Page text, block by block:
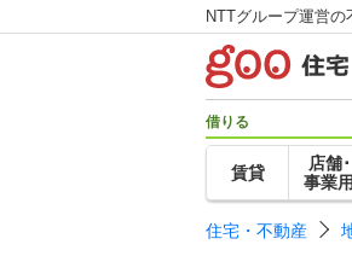
NTTグループ運営
借りる
賃貸
店舗･
事業用
住宅・不動産